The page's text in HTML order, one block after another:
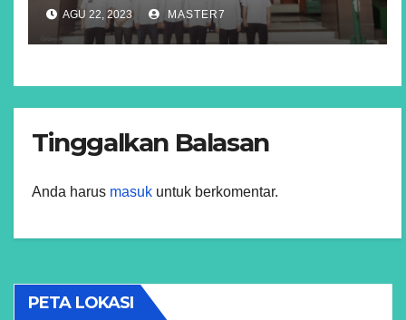
AGU 22, 2023 MASTER7
Tinggalkan Balasan
Anda harus masuk untuk berkomentar.
PETA LOKASI